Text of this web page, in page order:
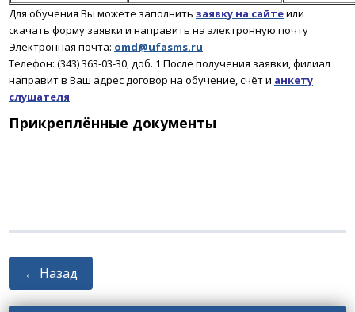
Для обучения Вы можете заполнить заявку на сайтеили
скачать форму заявки и направить на электронную почту
Электронная почта: omd@ufasms.ru
Телефон: (343) 363-03-30, доб. 1 После получения заявки, филиал
направит в Ваш адрес договор на обучение, счёт и анкету
слушателя
Прикреплённые документы
← Назад